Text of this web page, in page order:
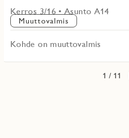
Kerros 3/16 • Asunto A14
Muuttovalmis
Kohde on muuttovalmis
1
2
3
4
5
6
7
8
9
10
11 / 11